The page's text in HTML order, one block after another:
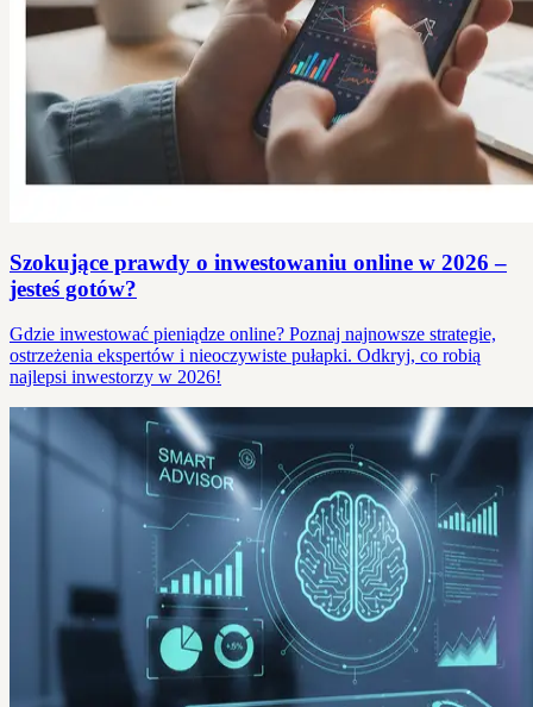
Szokujące prawdy o inwestowaniu online w 2026 –
jesteś gotów?
Gdzie inwestować pieniądze online? Poznaj najnowsze strategie,
ostrzeżenia ekspertów i nieoczywiste pułapki. Odkryj, co robią
najlepsi inwestorzy w 2026!